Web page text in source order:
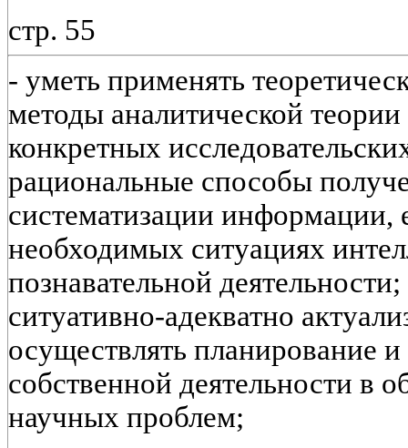
стр. 55
- уметь применять
методы аналитической
конкретных
рациональные способы
систематизации информации,
необходимых ситуациях
познавательной
ситуативно-адекватно
осуществлять планирование
собственной деятельности в
научных проблем;